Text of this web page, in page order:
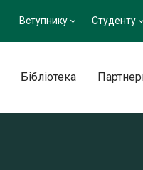
Вступнику Студенту
Бібліотека